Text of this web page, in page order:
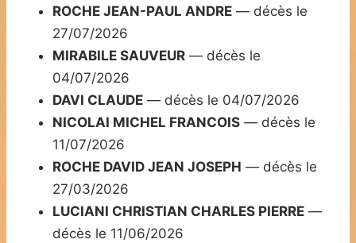
ROCHE JEAN-PAUL ANDRE — décès le
27/07/2026
MIRABILE SAUVEUR — décès le
04/07/2026
DAVI CLAUDE — décès le 04/07/2026
NICOLAI MICHEL FRANCOIS — décès le
11/07/2026
ROCHE DAVID JEAN JOSEPH — décès le
27/03/2026
LUCIANI CHRISTIAN CHARLES PIERRE —
décès le 11/06/2026